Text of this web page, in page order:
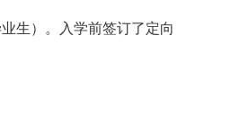
生）。入学前签订了定向